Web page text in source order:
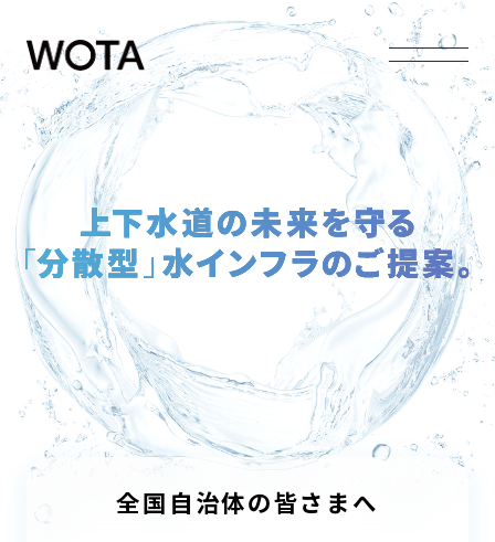
Vision
持続可能な水インフラを、次の世代へ
Problem
上下水道を取り巻く構造的な課題
Solution
地域の水課題解決に向けた
「分散型水循環システム」の活用
Product
水インフラの分散化を実現する
「家庭用水循環システム」
「分散型システムの早期実用化」を後押
全国自治体の皆さまへ